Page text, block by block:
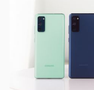
Fora isso, o
muito dos
Note recentes,
câmera na